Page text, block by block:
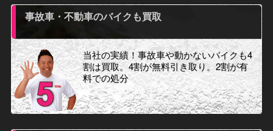
事故車・不動車のバイクも買取
当社の実績！事故車や動かないバイクも4
割は買取。4割が無料引き取り。2割が有
料での処分